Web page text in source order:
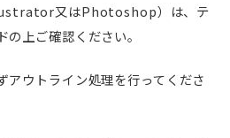
又はPhotoshop）は、テ
上ご確認ください。
ウトライン処理を行ってくださ